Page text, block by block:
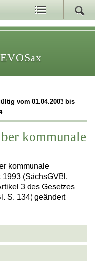
vom 01.04.2003 bis
kommunale
kommunale
1993 (SächsGVBl.
3 des Gesetzes
S. 134) geändert